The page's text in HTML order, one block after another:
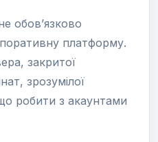
обов’язково
платформу.
закритої
зрозумілої
робити з акаунтами